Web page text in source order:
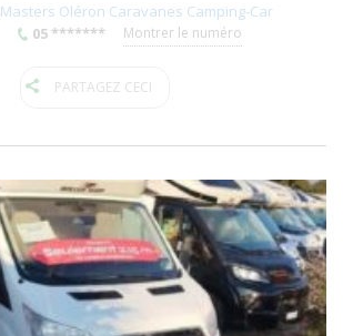
Masters Oléron Caravanes Camping-Car
05 *******
Montrer le numéro
PARTAGEZ CECI